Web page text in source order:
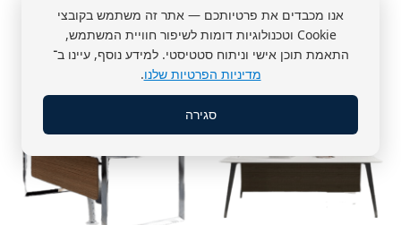
אנו מכבדים את פרטיותכם — אתר זה משתמש בקובצי
Cookie וטכנולוגיות דומות לשיפור חוויית המשתמש,
התאמת תוכן אישי וניתוח סטטיסטי. למידע נוסף, עיינו ב־
מדיניות הפרטיות שלנו.
סגירה
₪990
הוספה לסל
₪1,990
הוספה לסל